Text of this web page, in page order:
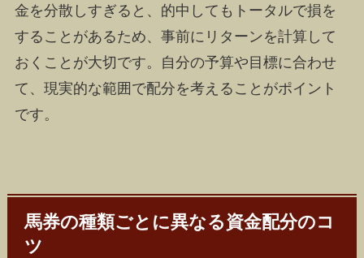
金を分散しすぎると、的中してもトータルで損を
することがあるため、事前にリターンを計算して
おくことが大切です。自分の予算や目標に合わせ
て、現実的な範囲で配分を考えることがポイント
です。
馬券の種類ごとに異なる資金配分のコ
ツ